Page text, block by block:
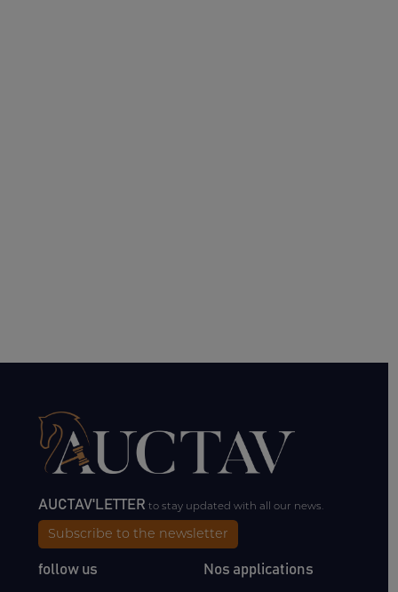
AUCTAV'LETTERto stay updated with all our news.
Subscribe to the newsletter
follow us Nos applications